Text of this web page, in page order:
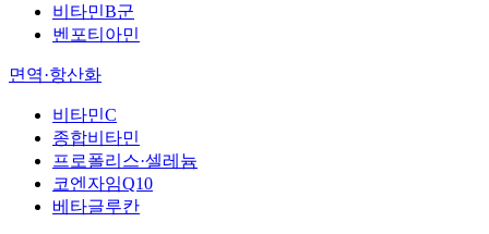
비타민B군
벤포티아민
면역·항산화
비타민C
종합비타민
프로폴리스·셀레늄
코엔자임Q10
베타글루칸